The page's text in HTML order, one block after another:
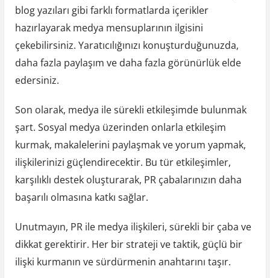
blog yazıları gibi farklı formatlarda içerikler
hazırlayarak medya mensuplarının ilgisini
çekebilirsiniz. Yaratıcılığınızı konuşturduğunuzda,
daha fazla paylaşım ve daha fazla görünürlük elde
edersiniz.
Son olarak, medya ile sürekli etkileşimde bulunmak
şart. Sosyal medya üzerinden onlarla etkileşim
kurmak, makalelerini paylaşmak ve yorum yapmak,
ilişkilerinizi güçlendirecektir. Bu tür etkileşimler,
karşılıklı destek oluşturarak, PR çabalarınızın daha
başarılı olmasına katkı sağlar.
Unutmayın, PR ile medya ilişkileri, sürekli bir çaba ve
dikkat gerektirir. Her bir strateji ve taktik, güçlü bir
ilişki kurmanın ve sürdürmenin anahtarını taşır.